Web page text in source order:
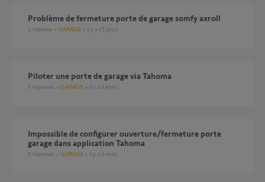
Problème de fermeture porte de garage somfy axroll
1 réponse GARAGE il y a 15 jours
Piloter une porte de garage via Tahoma
6 réponses GARAGE il y a 6 jours
Impossible de configurer ouverture/fermeture porte
garage dans application Tahoma
3 réponses GARAGE il y a 2 mois